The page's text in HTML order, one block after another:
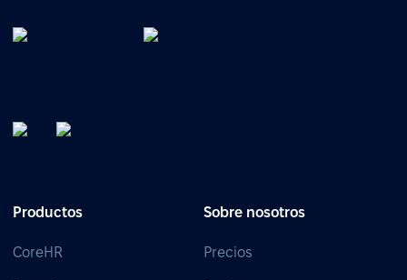
Productos
CoreHR
Sobre nosotros
Precios